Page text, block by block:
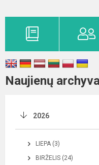
Naujienų
2026
LIEPA (3)
BIRŽELIS (24)